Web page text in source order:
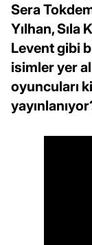
Sera
Yılhan, Sıla
Levent gibi
isimler yer
oyuncuları